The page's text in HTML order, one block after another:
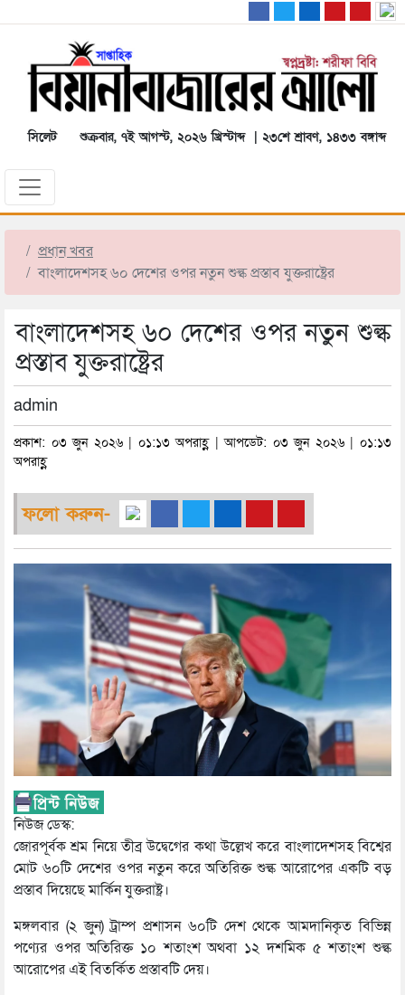
সিলেট শুক্রবার, ৭ই আগস্ট, ২০২৬ খ্রিস্টাব্দ | ২৩শে শ্রাবণ, ১৪৩৩ বঙ্গাব্দ
প্রধান খবর
বাংলাদেশসহ ৬০ দেশের ওপর নতুন শুল্ক প্রস্তাব যুক্তরাষ্ট্রের
বাংলাদেশসহ ৬০ দেশের ওপর নতুন শুল্ক
প্রস্তাব যুক্তরাষ্ট্রের
admin
প্রকাশ: ০৩ জুন ২০২৬ | ০১:১৩ অপরাহ্ণ | আপডেট: ০৩ জুন ২০২৬ | ০১:১৩
অপরাহ্ণ
ফলো করুন-
নিউজ ডেস্ক:
জোরপূর্বক শ্রম নিয়ে তীব্র উদ্বেগের কথা উল্লেখ করে বাংলাদেশসহ বিশ্বের
মোট ৬০টি দেশের ওপর নতুন করে অতিরিক্ত শুল্ক আরোপের একটি বড়
প্রস্তাব দিয়েছে মার্কিন যুক্তরাষ্ট্র।
মঙ্গলবার (২ জুন) ট্রাম্প প্রশাসন ৬০টি দেশ থেকে আমদানিকৃত বিভিন্ন
পণ্যের ওপর অতিরিক্ত ১০ শতাংশ অথবা ১২ দশমিক ৫ শতাংশ শুল্ক
আরোপের এই বিতর্কিত প্রস্তাবটি দেয়।